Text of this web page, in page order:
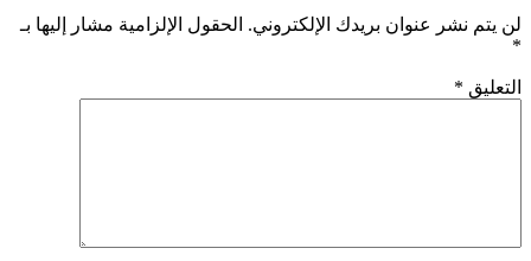
لن يتم نشر عنوان بريدك الإلكتروني. الحقول الإلزامية مشار إليها بـ
*
التعليق *